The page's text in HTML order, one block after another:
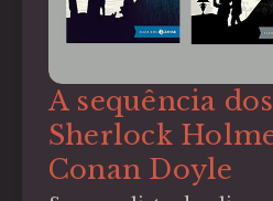
A sequência
Sherlock
Conan Doyle